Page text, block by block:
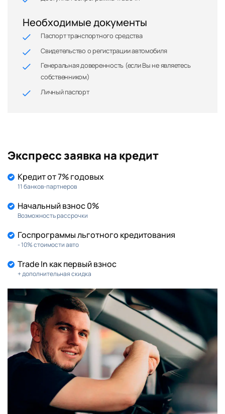
Необходимые документы
Паспорт транспортного средства
Свидетельство о регистрации автомобиля
Генеральная доверенность (если Вы не являетесь
собственником)
Личный паспорт
Экспресс заявка на кредит
Кредит от 7% годовых
11 банков-партнеров
Начальный взнос 0%
Возможность рассрочки
Госпрограммы льготного кредитования
- 10% стоимости авто
Trade In как первый взнос
+ дополнительная скидка